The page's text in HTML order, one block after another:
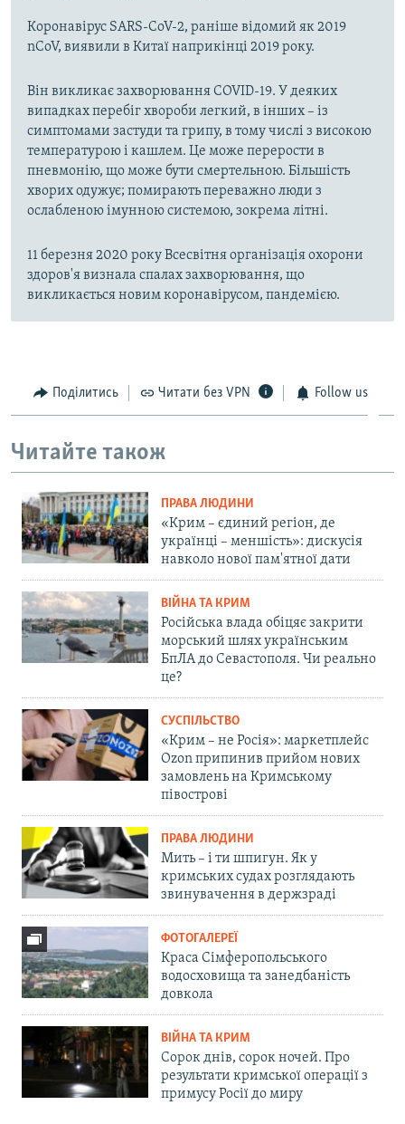
Коронавірус SARS-CoV-2, раніше відомий як 2019
nCoV, виявили в Китаї наприкінці 2019 року.
Він викликає захворювання COVID-19. У деяких
випадках перебіг хвороби легкий, в інших – із
симптомами застуди та грипу, в тому числі з високою
температурою і кашлем. Це може перерости в
пневмонію, що може бути смертельною. Більшість
хворих одужує; помирають переважно люди з
ослабленою імунною системою, зокрема літні.
11 березня 2020 року Всесвітня організація охорони
здоров'я визнала спалах захворювання, що
викликається новим коронавірусом, пандемією.
Поділитись Читати без VPN Follow us
Читайте також
ПРАВА ЛЮДИНИ
«Крим – єдиний регіон, де
українці – меншість»: дискусія
навколо нової пам'ятної дати
ВІЙНА ТА КРИМ
Російська влада обіцяє закрити
морський шлях українським
БпЛА до Севастополя. Чи реально
це?
СУСПІЛЬСТВО
«Крим – не Росія»: маркетплейс
Ozon припинив прийом нових
замовлень на Кримському
півострові
ПРАВА ЛЮДИНИ
Мить – і ти шпигун. Як у
кримських судах розглядають
звинувачення в держзраді
ФОТОГАЛЕРЕЇ
Краса Сімферопольського
водосховища та занедбаність
довкола
ВІЙНА ТА КРИМ
Сорок днів, сорок ночей. Про
результати кримської операції з
примусу Росії до миру